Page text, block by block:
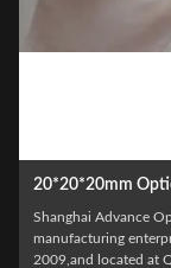
Custom
MaterialsBK7,
etc.Diameter1.5-
30000mmCenter